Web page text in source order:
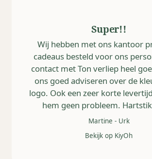
Super!!
Wij hebben met ons kantoor
cadeaus besteld voor ons
contact met Ton verliep heel
ons goed adviseren over de
logo. Ook een zeer korte
hem geen probleem.
Martine - Urk
Bekijk op KiyOh